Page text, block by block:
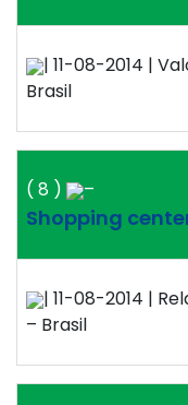
| 11-08-2014 |
Brasil
( 8 ) –
Shopping
| 11-08-2014 |
– Brasil